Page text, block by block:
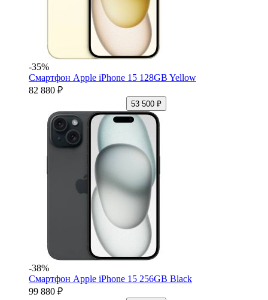
-35%
Смартфон Apple iPhone 15 128GB Yellow
82 880 ₽
53 500 ₽
-38%
Смартфон Apple iPhone 15 256GB Black
99 880 ₽